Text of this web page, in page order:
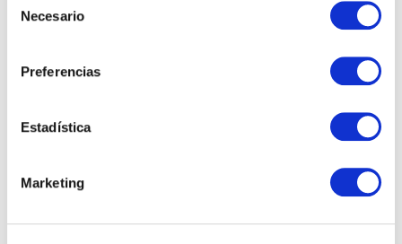
Necesario
Preferencias
Estadística
Marketing